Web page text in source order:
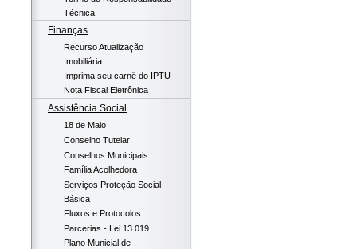
Técnica
Finanças
Recurso Atualização
Imobiliária
Imprima seu carnê do IPTU
Nota Fiscal Eletrônica
Assistência Social
18 de Maio
Conselho Tutelar
Conselhos Municipais
Família Acolhedora
Serviços Proteção Social
Básica
Fluxos e Protocolos
Parcerias - Lei 13.019
Plano Municial de